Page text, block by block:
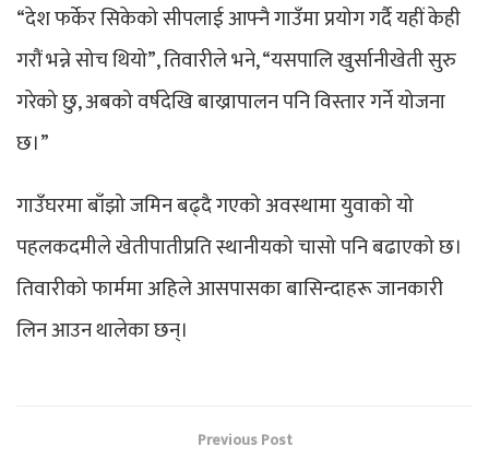
“देश फर्केर सिकेको सीपलाई आफ्नै गाउँमा प्रयोग गर्दै यहीं केही
गरौं भन्ने सोच थियो”, तिवारीले भने, “यसपालि खुर्सानीखेती सुरु
गरेको छु, अबको वर्षदेखि बाख्रापालन पनि विस्तार गर्ने योजना
छ।”
गाउँघरमा बाँझो जमिन बढ्दै गएको अवस्थामा युवाको यो
पहलकदमीले खेतीपातीप्रति स्थानीयको चासो पनि बढाएको छ।
तिवारीको फार्ममा अहिले आसपासका बासिन्दाहरू जानकारी
लिन आउन थालेका छन्।
Previous Post